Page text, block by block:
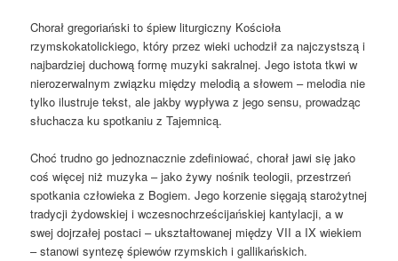
Chorał gregoriański to śpiew liturgiczny Kościoła
rzymskokatolickiego, który przez wieki uchodził za najczystszą i
najbardziej duchową formę muzyki sakralnej. Jego istota tkwi w
nierozerwalnym związku między melodią a słowem – melodia nie
tylko ilustruje tekst, ale jakby wypływa z jego sensu, prowadząc
słuchacza ku spotkaniu z Tajemnicą.
Choć trudno go jednoznacznie zdefiniować, chorał jawi się jako
coś więcej niż muzyka – jako żywy nośnik teologii, przestrzeń
spotkania człowieka z Bogiem. Jego korzenie sięgają starożytnej
tradycji żydowskiej i wczesnochrześcijańskiej kantylacji, a w
swej dojrzałej postaci – ukształtowanej między VII a IX wiekiem
– stanowi syntezę śpiewów rzymskich i gallikańskich.